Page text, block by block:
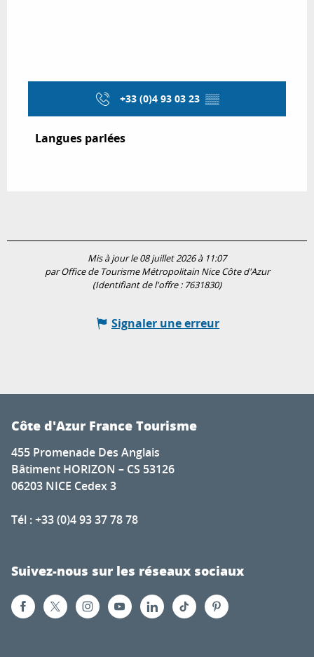
+33 (0)4 93 03 23 ▒▒
Langues parlées
Langues parlées
Mis à jour le 08 juillet 2026 à 11:07
par Office de Tourisme Métropolitain Nice Côte d'Azur
(Identifiant de l'offre : 7631830)
Signaler une erreur
Côte d'Azur France Tourisme
455 Promenade Des Anglais
Bâtiment HORIZON – CS 53126
06203 NICE Cedex 3
Tél : +33 (0)4 93 37 78 78
Suivez-nous sur les réseaux sociaux